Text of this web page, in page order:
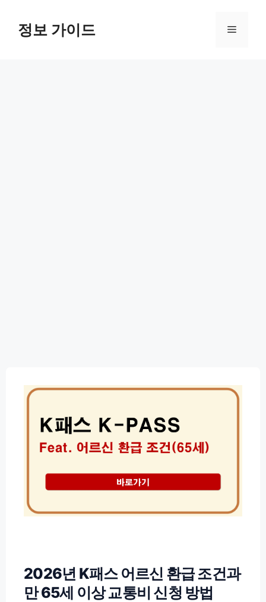
정보 가이드 메
2026년 K패스 어르신 환급 조건과
만 65세 이상 교통비 신청 방법